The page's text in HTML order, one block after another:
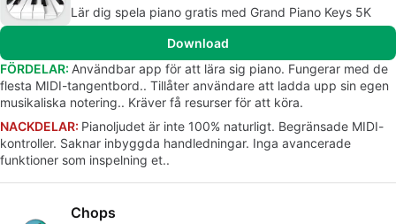
Lär dig spela piano gratis med Grand Piano Keys 5K
Download
FÖRDELAR: Användbar app för att lära sig piano. Fungerar med de
flesta MIDI-tangentbord.. Tillåter användare att ladda upp sin egen
musikaliska notering.. Kräver få resurser för att köra.
NACKDELAR: Pianoljudet är inte 100% naturligt. Begränsade MIDI-
kontroller. Saknar inbyggda handledningar. Inga avancerade
funktioner som inspelning et..
Chops